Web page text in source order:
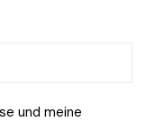
und meine